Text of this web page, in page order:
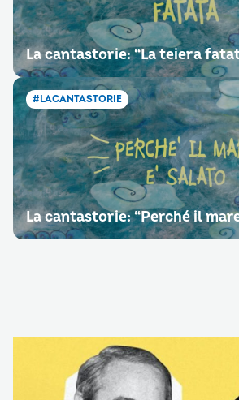
La cantastorie: “La teiera
#LACANTASTORIE
La cantastorie: “Perché il